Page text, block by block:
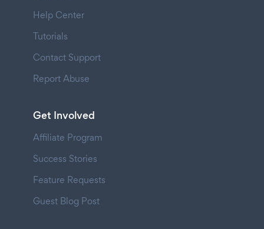
Help Center
Tutorials
Contact Support
Report Abuse
Get Involved
Affiliate Program
Success Stories
Feature Requests
Guest Blog Post